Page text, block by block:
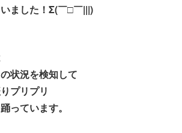
ました！Σ(￣□￣|||)
状況を検知して
プリプリ
っています。